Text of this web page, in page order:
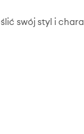
swój styl i